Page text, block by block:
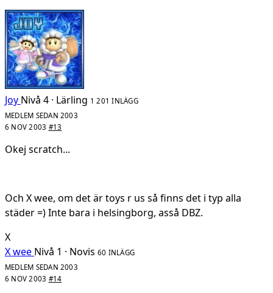
Joy Nivå 4 · Lärling 1 201 INLÄGG
MEDLEM SEDAN 2003
6 NOV 2003 #13
Okej scratch...
Och X wee, om det är toys r us så finns det i typ alla
städer =) Inte bara i helsingborg, asså DBZ.
X
X wee Nivå 1 · Novis 60 INLÄGG
MEDLEM SEDAN 2003
6 NOV 2003 #14